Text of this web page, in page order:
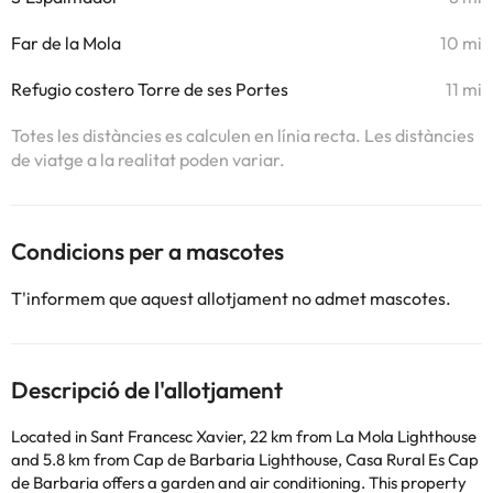
Far de la Mola 10 mi
Refugio costero Torre de ses Portes 11 mi
Totes les distàncies es calculen en línia recta. Les distàncies
de viatge a la realitat poden variar.
Condicions per a mascotes
T'informem que aquest allotjament no admet mascotes.
Descripció de l'allotjament
Located in Sant Francesc Xavier, 22 km from La Mola Lighthouse
and 5.8 km from Cap de Barbaria Lighthouse, Casa Rural Es Cap
de Barbaria offers a garden and air conditioning. This property